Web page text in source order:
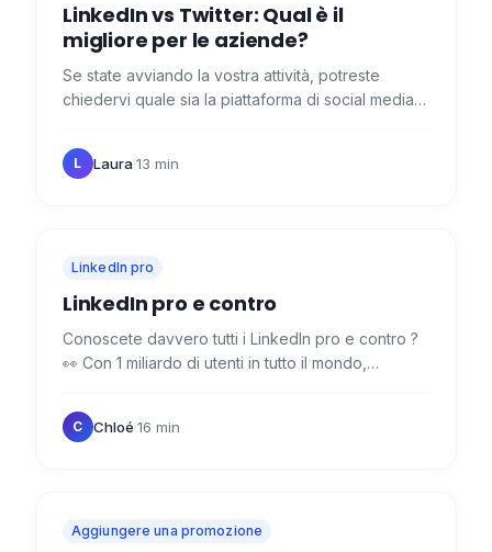
LinkedIn vs Twitter: Qual è il
migliore per le aziende?
Se state avviando la vostra attività, potreste
chiedervi quale sia la piattaforma di social media
articolo…
L Laura·13 min
LinkedIn pro
LinkedIn pro e contro
Conoscete davvero tutti i LinkedIn pro e contro ?
👀 Con 1 miliardo di utenti in tutto il mondo,
È…
C Chloé·16 min
Aggiungere una promozione